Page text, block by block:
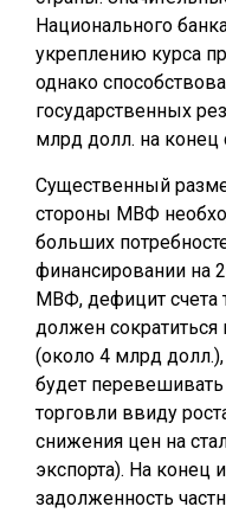
Национального
укреплению курса
однако
государственных
млрд долл. на конец
Существенный
стороны МВФ
больших
финансировании на
МВФ, дефицит счета
должен
(около 4 млрд
будет
торговли ввиду
снижения цен на
экспорта). На конец
задолженность